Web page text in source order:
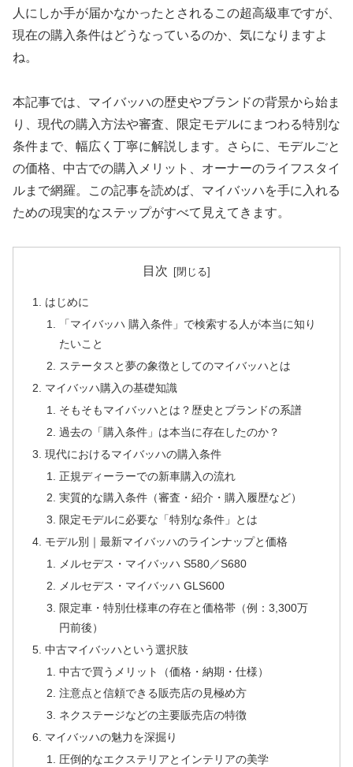
人にしか手が届かなかったとされるこの超高級車ですが、
現在の購入条件はどうなっているのか、気になりますよ
ね。
本記事では、マイバッハの歴史やブランドの背景から始ま
り、現代の購入方法や審査、限定モデルにまつわる特別な
条件まで、幅広く丁寧に解説します。さらに、モデルごと
の価格、中古での購入メリット、オーナーのライフスタイ
ルまで網羅。この記事を読めば、マイバッハを手に入れる
ための現実的なステップがすべて見えてきます。
目次
はじめに
「マイバッハ 購入条件」で検索する人が本当に知り
たいこと
ステータスと夢の象徴としてのマイバッハとは
マイバッハ購入の基礎知識
そもそもマイバッハとは？歴史とブランドの系譜
過去の「購入条件」は本当に存在したのか？
現代におけるマイバッハの購入条件
正規ディーラーでの新車購入の流れ
実質的な購入条件（審査・紹介・購入履歴など）
限定モデルに必要な「特別な条件」とは
モデル別｜最新マイバッハのラインナップと価格
メルセデス・マイバッハ S580／S680
メルセデス・マイバッハ GLS600
限定車・特別仕様車の存在と価格帯（例：3,300万
円前後）
中古マイバッハという選択肢
中古で買うメリット（価格・納期・仕様）
注意点と信頼できる販売店の見極め方
ネクステージなどの主要販売店の特徴
マイバッハの魅力を深掘り
圧倒的なエクステリアとインテリアの美学